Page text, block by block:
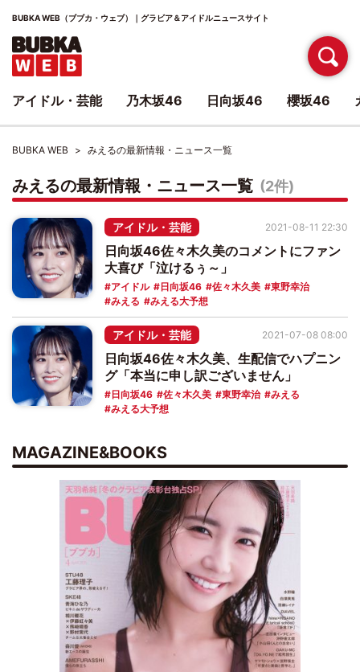
BUBKA WEB（ブブカ・ウェブ）｜グラビア＆アイドルニュースサイト
BUBKA WEB みえるの最新情報・ニュース一覧
みえるの最新情報・ニュース一覧 (2件)
アイドル・芸能
日向坂46佐々木久美のコメントにファン
大喜び「泣けるぅ～」
アイドル 日向坂46 佐々木久美
東野幸治
みえる
みえる大予想
2021-08-11 22:30
アイドル・芸能
日向坂46佐々木久美、生配信でハプニン
グ「本当に申し訳ございません」
日向坂46 佐々木久美 東野幸治
みえる
みえる大予想
2021-07-08 08:00
MAGAZINE&BOOKS
アイドル・芸能 乃木坂46 日向坂46 櫻坂46